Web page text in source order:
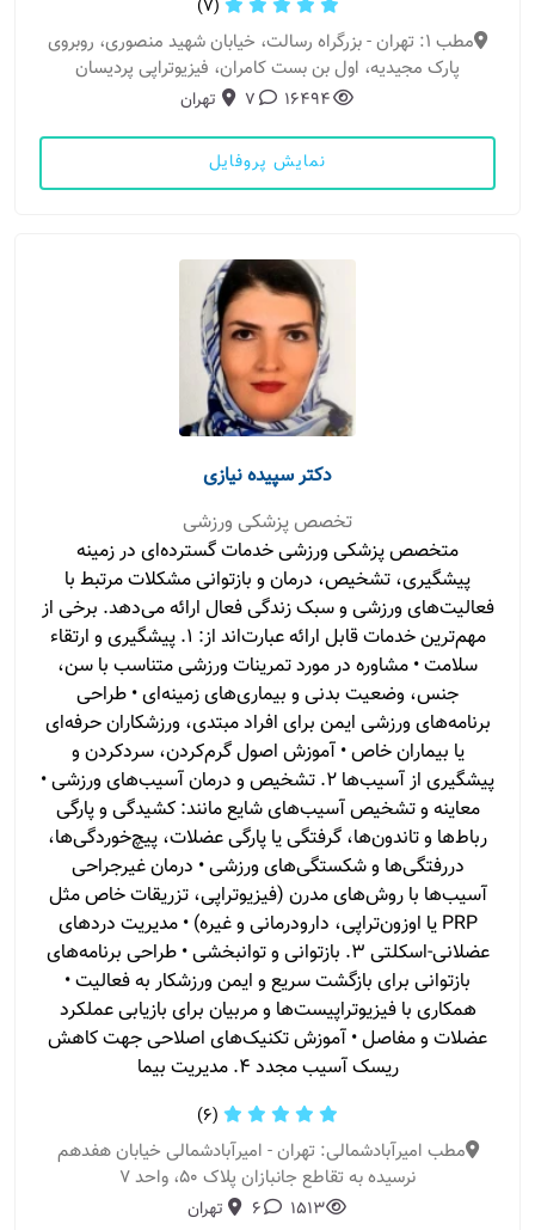
(7)
مطب 1: تهران - بزرگراه رسالت، خیابان شهید منصوری، روبروی
پارک مجیدیه، اول بن بست کامران، فیزیوتراپی پردیسان
16494
7 تهران
نمایش پروفایل
دکتر سپیده نیازی
تخصص پزشکی ورزشی
متخصص پزشکی ورزشی خدمات گسترده‌ای در زمینه
پیشگیری، تشخیص، درمان و بازتوانی مشکلات مرتبط با
فعالیت‌های ورزشی و سبک زندگی فعال ارائه می‌دهد. برخی از
مهم‌ترین خدمات قابل ارائه عبارت‌اند از: ۱. پیشگیری و ارتقاء
سلامت • مشاوره در مورد تمرینات ورزشی متناسب با سن،
جنس، وضعیت بدنی و بیماری‌های زمینه‌ای • طراحی
برنامه‌های ورزشی ایمن برای افراد مبتدی، ورزشکاران حرفه‌ای
یا بیماران خاص • آموزش اصول گرم‌کردن، سردکردن و
پیشگیری از آسیب‌ها ۲. تشخیص و درمان آسیب‌های ورزشی •
معاینه و تشخیص آسیب‌های شایع مانند: کشیدگی و پارگی
رباط‌ها و تاندون‌ها، گرفتگی یا پارگی عضلات، پیچ‌خوردگی‌ها،
دررفتگی‌ها و شکستگی‌های ورزشی • درمان غیرجراحی
آسیب‌ها با روش‌های مدرن (فیزیوتراپی، تزریقات خاص مثل
PRP یا اوزون‌تراپی، دارودرمانی و غیره) • مدیریت دردهای
عضلانی-اسکلتی ۳. بازتوانی و توانبخشی • طراحی برنامه‌های
بازتوانی برای بازگشت سریع و ایمن ورزشکار به فعالیت •
همکاری با فیزیوتراپیست‌ها و مربیان برای بازیابی عملکرد
عضلات و مفاصل • آموزش تکنیک‌های اصلاحی جهت کاهش
ریسک آسیب مجدد ۴. مدیریت بیما
(6)
مطب امیرآبادشمالی: تهران - امیرآبادشمالی خیابان هفدهم
نرسیده به تقاطع جانبازان پلاک ۵۰، واحد ۷
1513
6 تهران